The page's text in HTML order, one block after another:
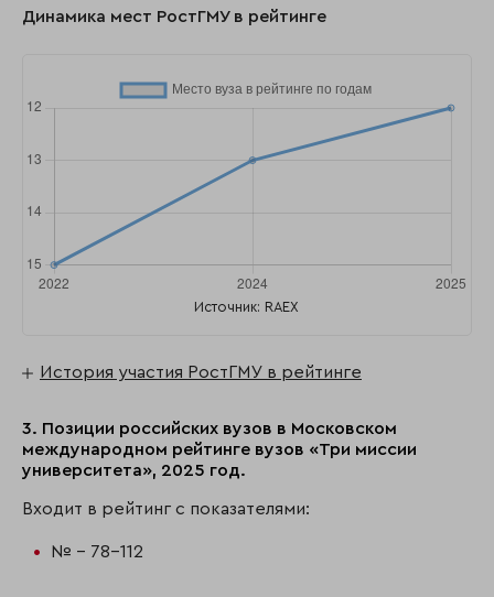
Динамика мест РостГМУ в рейтинге
Источник: RAEX
История участия РостГМУ в рейтинге
3. Позиции российских вузов в Московском
международном рейтинге вузов «Три миссии
университета», 2025 год.
Входит в рейтинг с показателями:
№ - 78-112